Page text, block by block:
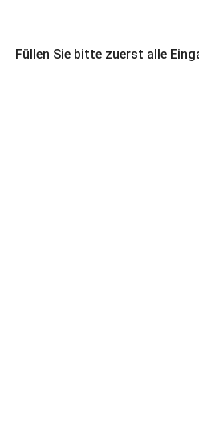
Füllen Sie bitte zuerst alle